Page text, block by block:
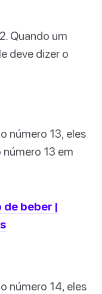
Quando um
deve dizer o
número 13, eles
13 em
de beber |
número 14, eles